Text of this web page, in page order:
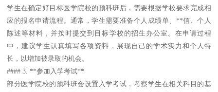
学生在确定好目标医学院校的预科班后，需要根据学校要求完成相
应的报名申请流程。通常，学生需要准备个人成绩单、**信、个人
陈述等材料，并按时提交到目标学校的招生办公室。在申请过程
中，建议学生认真填写各项资料，展现自己的学术实力和个人特
长，以增加被录取的机会。
#### 3. **参加入学考试**
部分医学院校的预科班会设置入学考试，考察学生在相关科目的基